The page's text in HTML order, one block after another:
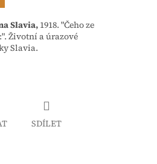
Slavia,1918. "Čeho ze
Životní a úrazové
Slavia.
SDÍLET